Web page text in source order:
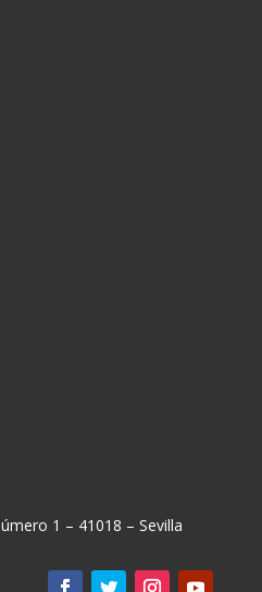
1 – 41018 – Sevilla